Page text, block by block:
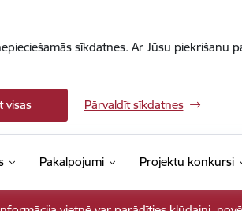
sīkdatnes. Ar Jūsu
visas Pārvaldīt sīkdatnes
Pakalpojumi Projektu konkursi